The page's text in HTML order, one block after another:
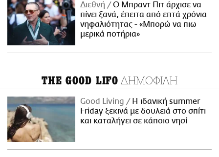
Διεθνή
Ο Μπραντ Πιτ άρχισε να
πίνει ξανά, έπειτα από επτά χρόνια
νηφαλιότητας - «Μπορώ να πιω
μερικά ποτήρια»
THE GOOD LIFO ΔΗΜΟΦΙΛΗ
Good Living
Η ιδανική summer
Friday ξεκινά με δουλειά στο σπίτι
και καταλήγει σε κάποιο νησί